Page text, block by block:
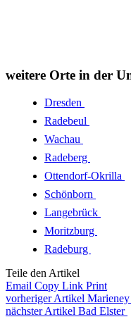
weitere Orte in der
Dresden
Radebeul
Wachau
Radeberg
Ottendorf-Okrilla
Schönborn
Langebrück
Moritzburg
Radeburg
Teile den Artikel
Email Copy Link Print
vorheriger Artikel Marieney
nächster Artikel Bad Elster